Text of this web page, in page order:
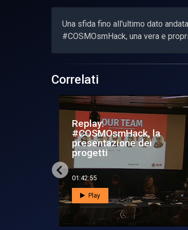
Una sfida fino all'ultimo dato
#COSMOsmHack, una vera e
Correlati
Replay:
#COSMOsmHack, ecco i
vincitori
00:16:55
Play